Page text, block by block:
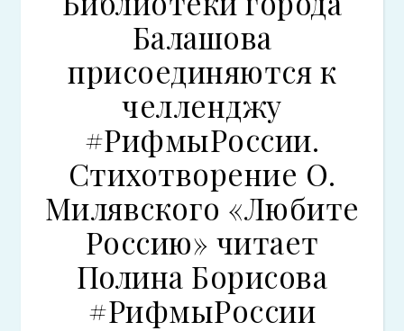
Балашова
присоединяются к
челленджу
#РифмыРоссии.
Стихотворение О.
Милявского «Любите
Россию» читает
Полина Борисова
#РифмыРоссии